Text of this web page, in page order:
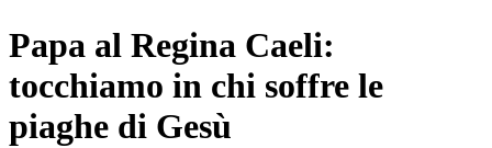
Papa al Regina Caeli:
tocchiamo in chi soffre le
piaghe di Gesù